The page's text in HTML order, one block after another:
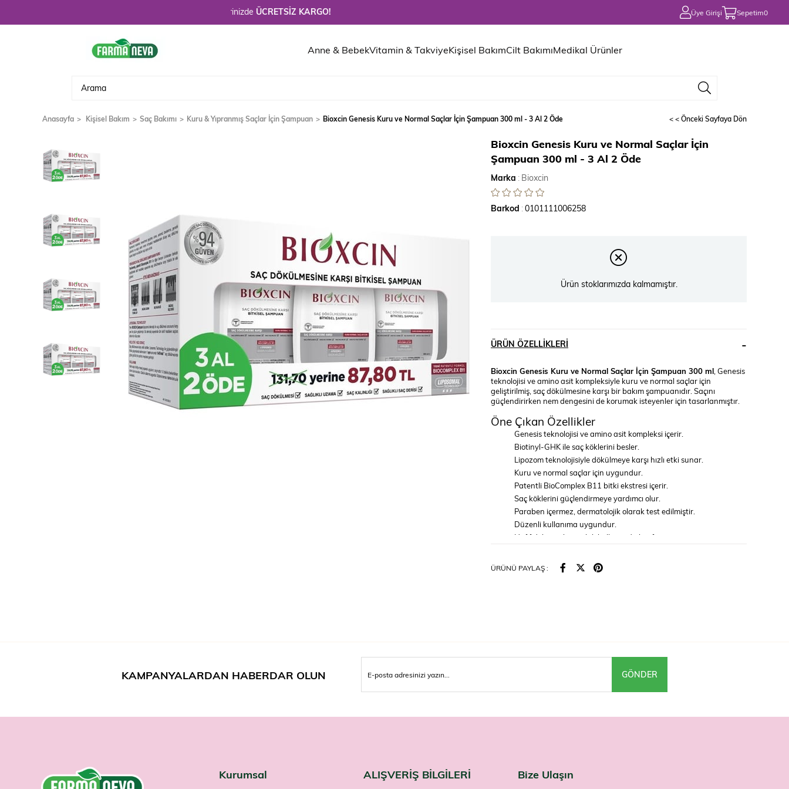
ÜCRETSİZ KARGO! Üye Girişi Sepetim0
Anne & BebekVitamin & TakviyeKişisel BakımCilt BakımıMedikal Ürünler
Anasayfa Kişisel Bakım Saç Bakımı Kuru & Yıpranmış Saçlar İçin Şampuan Bioxcin Genesis Kuru ve Normal Saçlar İçin Şampuan 300 ml - 3 Al 2 Öde < < Önceki Sayfaya Dön
Bioxcin Genesis Kuru ve Normal Saçlar İçin
Şampuan 300 ml - 3 Al 2 Öde
Marka : Bioxcin
Barkod :0101111006258
Ürün stoklarımızda kalmamıştır.
ÜRÜN ÖZELLIKLERI
Bioxcin Genesis Kuru ve Normal Saçlar İçin Şampuan 300 ml , Genesis
teknolojisi ve amino asit kompleksiyle kuru ve normal saçlar için
geliştirilmiş, saç dökülmesine karşı bir bakım şampuanıdır. Saçını
güçlendirirken nem dengesini de korumak isteyenler için tasarlanmıştır.
Öne Çıkan Özellikler
Genesis teknolojisi ve amino asit kompleksi içerir.
Biotinyl-GHK ile saç köklerini besler.
Lipozom teknolojisiyle dökülmeye karşı hızlı etki sunar.
Kuru ve normal saçlar için uygundur.
Patentli BioComplex B11 bitki ekstresi içerir.
Saç köklerini güçlendirmeye yardımcı olur.
Paraben içermez, dermatolojik olarak test edilmiştir.
Düzenli kullanıma uygundur.
Hafif dokusuyla günlük kullanımda konfor sunar.
Islak saça uygulayıp köpürtün, saç derisine masaj yaparak birkaç dakika
Kuru ve normal saçlar için dökülme karşıtı bir şampuan arayanlar Bioxcin
ÜRÜNÜ PAYLAŞ :
KAMPANYALARDAN HABERDAR OLUN GÖNDER
Kurumsal ALIŞVERİŞ BİLGİLERİ Bize Ulaşın